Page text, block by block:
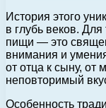
История этого
в глубь веков.
пищи — это
внимания и
от отца к сыну, от
неповторимый
Особенность